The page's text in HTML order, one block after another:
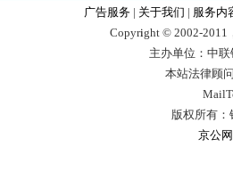
广告服务 | 关于我们 | 服务内
Copyright © 2002-2011
主办单位：中
本站法律顾
版权所有
京公